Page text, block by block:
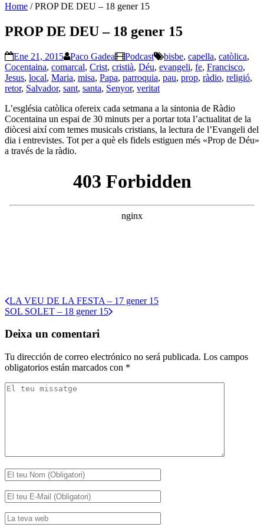
Home /PROP DE DEU – 18 gener 15
PROP DE DEU – 18 gener 15
Ene 21, 2015 Paco Gadea Podcast bisbe, capella, catòlica,
Cocentaina, comarcal, Crist, cristià, Déu, evangeli, fe, Francisco,
Jesus, local, Maria, misa, Papa, parroquia, pau, prop, ràdio, religió,
retor, Salvador, sant, santa, Senyor, veritat
L’església catòlica ofereix cada setmana a la sintonia de Ràdio
Cocentaina un espai de 30 minuts per a portar tota l’actualitat de la
diòcesi així com temes musicals cristians, la lectura de l’Evangeli del
dia i entrevistes. Tot per a què els fidels estiguen més «Prop de Déu»
a través de la ràdio.
LA VEU DE LA FESTA – 17 gener 15
SOL SOLET – 18 gener 15
Deixa un comentari
Tu dirección de correo electrónico no será publicada. Los campos
obligatorios están marcados con *